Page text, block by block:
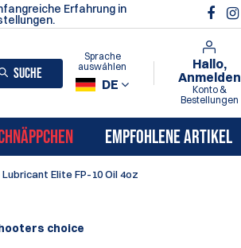
Erfahrung in
SUCHE
DE
Sprache
auswählen
Hallo,
Anmelden
Konto &
Bestellungen
EMPFOHLENE ARTIKEL
Elite FP-10 Oil 4oz
choice